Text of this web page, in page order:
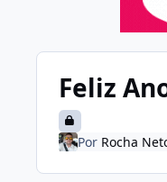
Feliz
Por Rocha